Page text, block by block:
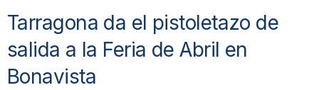
Tarragona da el pistoletazo de
salida a la Feria de Abril en
Bonavista